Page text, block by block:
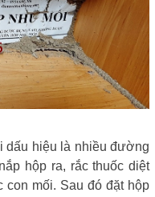
dấu hiệu là nhiều đường
hộp ra, rắc thuốc diệt
con mối. Sau đó đặt hộp